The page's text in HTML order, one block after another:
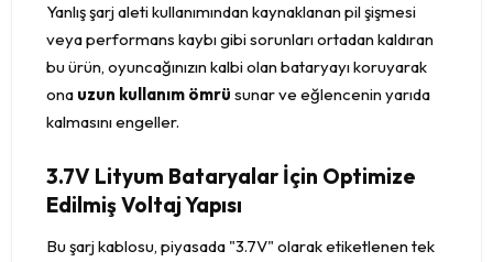
Yanlış şarj aleti kullanımından kaynaklanan pil şişmesi
veya performans kaybı gibi sorunları ortadan kaldıran
bu ürün, oyuncağınızın kalbi olan bataryayı koruyarak
ona uzun kullanım ömrü sunar ve eğlencenin yarıda
kalmasını engeller.
3.7V Lityum Bataryalar İçin Optimize
Edilmiş Voltaj Yapısı
Bu şarj kablosu, piyasada "3.7V" olarak etiketlenen tek